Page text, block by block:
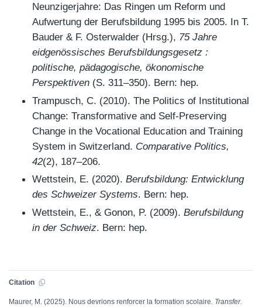
Neunzigerjahre: Das Ringen um Reform und
Aufwertung der Berufsbildung 1995 bis 2005. In T.
Bauder & F. Osterwalder (Hrsg.), 75 Jahre
eidgenössisches Berufsbildungsgesetz :
politische, pädagogische, ökonomische
Perspektiven (S. 311–350). Bern: hep.
Trampusch, C. (2010). The Politics of Institutional
Change: Transformative and Self-Preserving
Change in the Vocational Education and Training
System in Switzerland. Comparative Politics,
42(2), 187–206.
Wettstein, E. (2020). Berufsbildung: Entwicklung
des Schweizer Systems. Bern: hep.
Wettstein, E., & Gonon, P. (2009). Berufsbildung
in der Schweiz. Bern: hep.
Citation
Maurer, M. (2025). Nous devrions renforcer la formation scolaire. Transfer.